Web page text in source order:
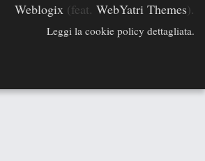
Weblogix (feat. WebYatri Themes).
Leggi la cookie policy dettagliata.